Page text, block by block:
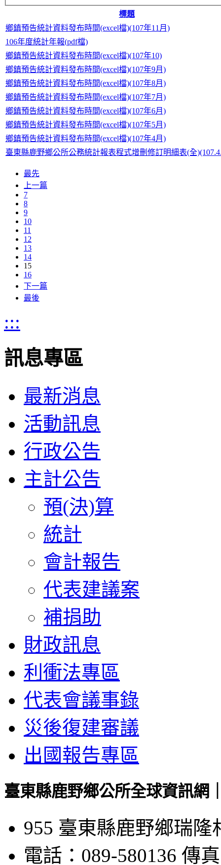
標題
鄉鎮預告統計資料發布時間(excel檔)(107年11月)
106年度統計年報(pdf檔)
鄉鎮預告統計資料發布時間(excel檔)(107年10)
鄉鎮預告統計資料發布時間(excel檔)(107年9月)
鄉鎮預告統計資料發布時間(excel檔)(107年8月)
鄉鎮預告統計資料發布時間(excel檔)(107年7月)
鄉鎮預告統計資料發布時間(excel檔)(107年6月)
鄉鎮預告統計資料發布時間(excel檔)(107年5月)
鄉鎮預告統計資料發布時間(excel檔)(107年4月)
臺東縣鹿野鄉公所公務統計報表程式增刪修訂明細表(全
最先
上一篇
7
8
9
10
11
12
13
14
15
16
下一篇
最後
:::
訊息專區
最新消息
活動訊息
行政公告
主計公告
預(決)算
統計
會計報告
代表建議案
補捐助
財政訊息
利衝法專區
代表會議事錄
災後復建審議
出國報告專區
臺東縣鹿野鄉公所全球資訊網
955 臺東縣鹿野鄉瑞隆
電話：089-580136 傳